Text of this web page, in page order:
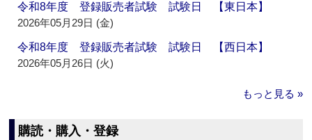
令和8年度 登録販売者試験 試験日 【東日本】
2026年05月29日 (金)
令和8年度 登録販売者試験 試験日 【西日本】
2026年05月26日 (火)
もっと見る »
購読・購入・登録